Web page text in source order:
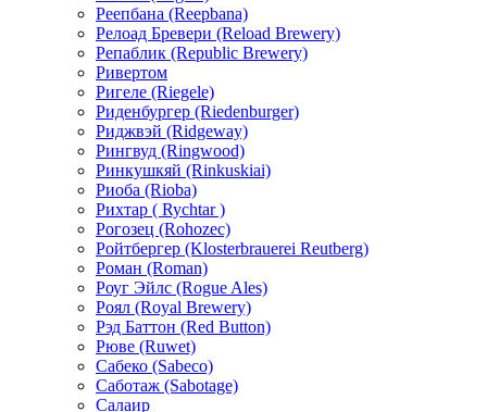
Реепбана (Reepbana)
Релоад Бревери (Reload Brewery)
Репаблик (Republic Brewery)
Ривертом
Ригеле (Riegele)
Риденбургер (Riedenburger)
Риджвэй (Ridgeway)
Рингвуд (Ringwood)
Ринкушкяй (Rinkuskiai)
Риоба (Rioba)
Рихтар ( Rychtar )
Рогозец (Rohozec)
Ройтбергер (Klosterbrauerei Reutberg)
Роман (Roman)
Роуг Эйлс (Rogue Ales)
Роял (Royal Brewery)
Рэд Баттон (Red Button)
Рюве (Ruwet)
Сабеко (Sabeco)
Саботаж (Sabotage)
Салаир